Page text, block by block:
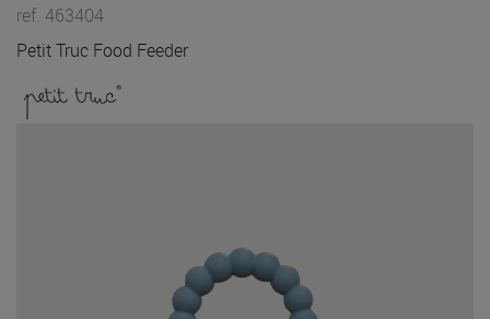
ref. 463404
Petit Truc Food Feeder